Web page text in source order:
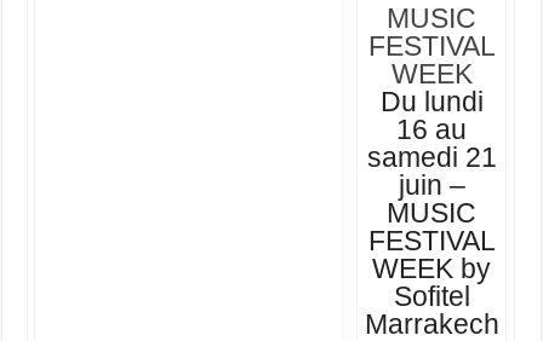
MUSIC
FESTIVAL
WEEK
Du lundi
16 au
samedi 21
juin –
MUSIC
FESTIVAL
WEEK by
Sofitel
Marrakech